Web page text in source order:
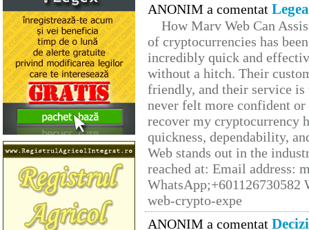
ANONIM a comentat
How Marv Web Can
of cryptocurrencies has
incredibly quick and
without a hitch. Their
friendly, and their service
never felt more confident
recover my cryptocurrency
quickness, dependability,
Web stands out in the
reached at: Email address:
web-crypto-expe
ANONIM a comentat